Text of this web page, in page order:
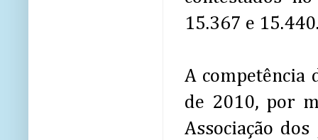
15.367 e
A competência
de 2010, por
Associação